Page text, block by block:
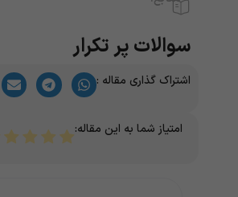
سوالات پر تکرار
اشتراک گذاری مقاله :
امتیاز شما به این مقاله: